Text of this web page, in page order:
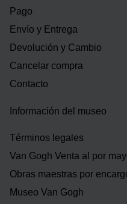
Pago
Envío y Entrega
Devolución y Cambio
Cancelar compra
Contacto
Información del museo
Términos legales
Van Gogh Venta al por
Obras maestras por
Museo Van Gogh